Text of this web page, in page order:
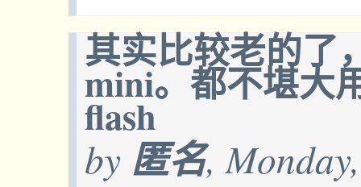
其实比较老的了
mini。都不堪大
flash
by 匿名,